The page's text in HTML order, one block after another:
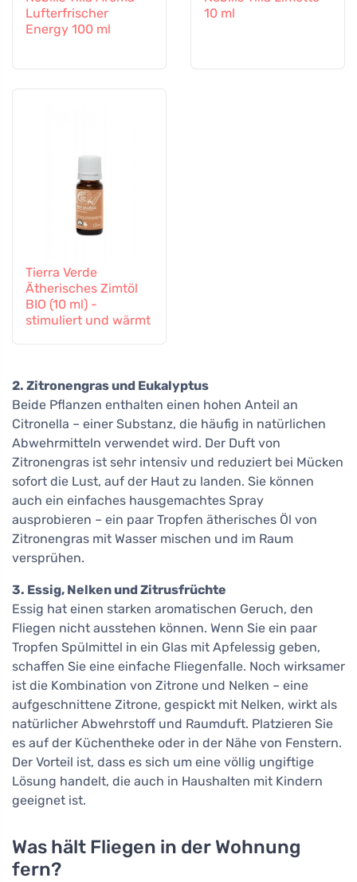
Lufterfrischer
Energy 100 ml
10 ml
Tierra Verde
Ätherisches Zimtöl
BIO (10 ml) -
stimuliert und wärmt
2. Zitronengras und Eukalyptus
Beide Pflanzen enthalten einen hohen Anteil an
Citronella – einer Substanz, die häufig in natürlichen
Abwehrmitteln verwendet wird. Der Duft von
Zitronengras ist sehr intensiv und reduziert bei Mücken
sofort die Lust, auf der Haut zu landen. Sie können
auch ein einfaches hausgemachtes Spray
ausprobieren – ein paar Tropfen ätherisches Öl von
Zitronengras mit Wasser mischen und im Raum
versprühen.
3. Essig, Nelken und Zitrusfrüchte
Essig hat einen starken aromatischen Geruch, den
Fliegen nicht ausstehen können. Wenn Sie ein paar
Tropfen Spülmittel in ein Glas mit Apfelessig geben,
schaffen Sie eine einfache Fliegenfalle. Noch wirksamer
ist die Kombination von Zitrone und Nelken – eine
aufgeschnittene Zitrone, gespickt mit Nelken, wirkt als
natürlicher Abwehrstoff und Raumduft. Platzieren Sie
es auf der Küchentheke oder in der Nähe von Fenstern.
Der Vorteil ist, dass es sich um eine völlig ungiftige
Lösung handelt, die auch in Haushalten mit Kindern
geeignet ist.
Was hält Fliegen in der Wohnung
fern?